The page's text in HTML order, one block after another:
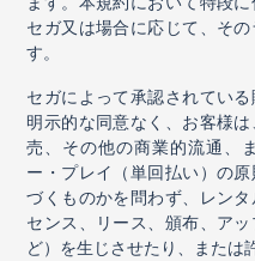
セガ又は場合に応じて、そ
す。
セガによって承認されてい
明示的な同意なく、お客様
売、その他の商業的流通、
ー・プレイ（単回払い）の
づくものかを問わず、レン
センス、リース、頒布、ア
ど）を生じさせたり、または